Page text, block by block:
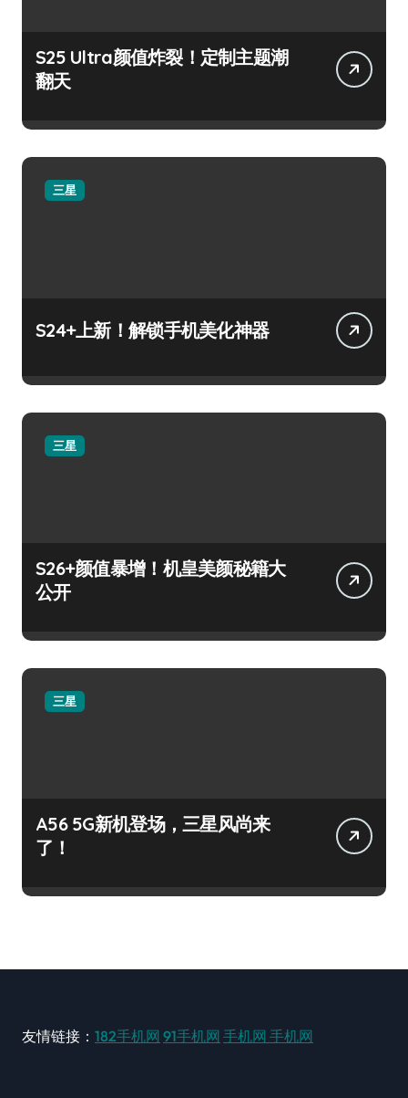
S25 Ultra颜值炸裂！定制主题潮
翻天
三星
S24+上新！解锁手机美化神器
三星
S26+颜值暴增！机皇美颜秘籍大
公开
三星
A56 5G新机登场，三星风尚来
了！
友情链接： 182手机网 91手机网 手机网 手机网